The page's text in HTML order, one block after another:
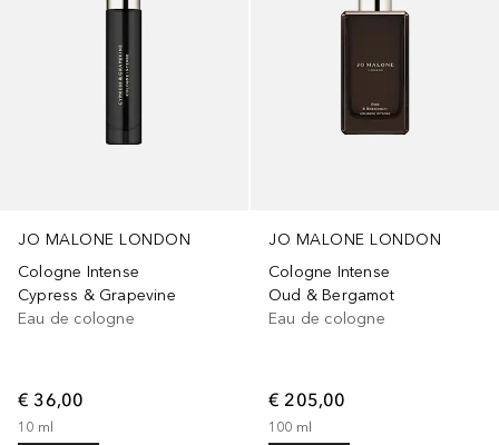
JO MALONE LONDON
Cologne Intense
Cypress & Grapevine
Eau de cologne
€ 36,00
10 ml
JO MALONE LONDON
Cologne Intense
Oud & Bergamot
Eau de cologne
€ 205,00
100 ml